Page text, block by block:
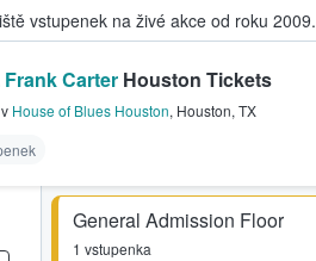
vstupenek na živé akce od roku 2009.
kde fanoušci kupují a
Frank Carter Houston Tickets
v House of Blues Houston, Houston, TX
General Admission Floor
1 vstupenka